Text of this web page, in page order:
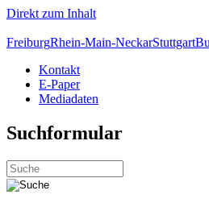
Direkt zum Inhalt
FreiburgRhein-Main-NeckarStuttgart
Kontakt
E-Paper
Mediadaten
Suchformular